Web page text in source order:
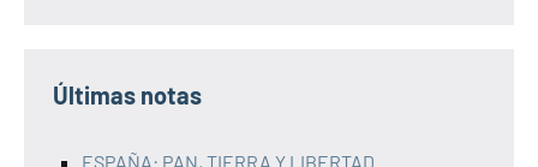
Últimas notas
ESPAÑA: PAN, TIERRA Y LIBERTAD